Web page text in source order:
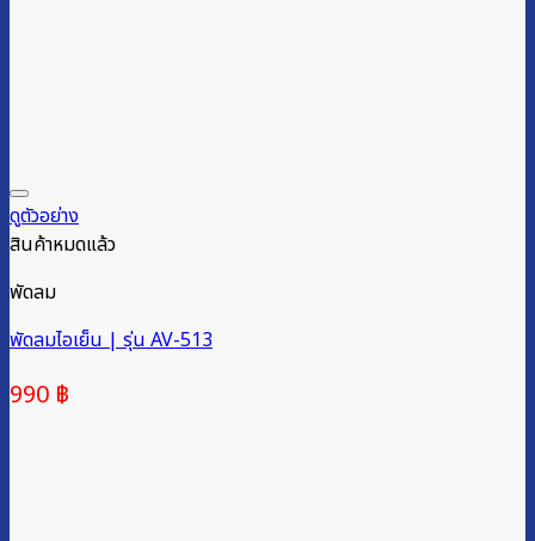
ดูตัวอย่าง
สินค้าหมดแล้ว
พัดลม
พัดลมไอเย็น | รุ่น AV-513
990 ฿